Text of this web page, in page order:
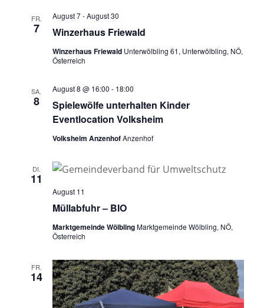
FR.
7 Winzerhaus Friewald
August 7-August 30
Winzerhaus Friewald Unterwölbling 61, Unterwölbling, NÖ,
Österreich
SA.
8
Spielewölfe unterhalten Kinder
Eventlocation Volksheim
August 8 @ 16:00 - 18:00
Volksheim AnzenhofAnzenhof
DI.
11
Müllabfuhr – BIO
August 11
Marktgemeinde WölblingMarktgemeinde Wölbling, NÖ,
Österreich
FR.
14